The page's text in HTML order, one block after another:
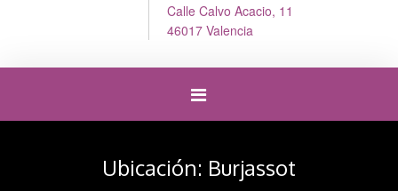
Calle Calvo Acacio, 11
46017 Valencia
Cambiar
Ubicación: Burjassot